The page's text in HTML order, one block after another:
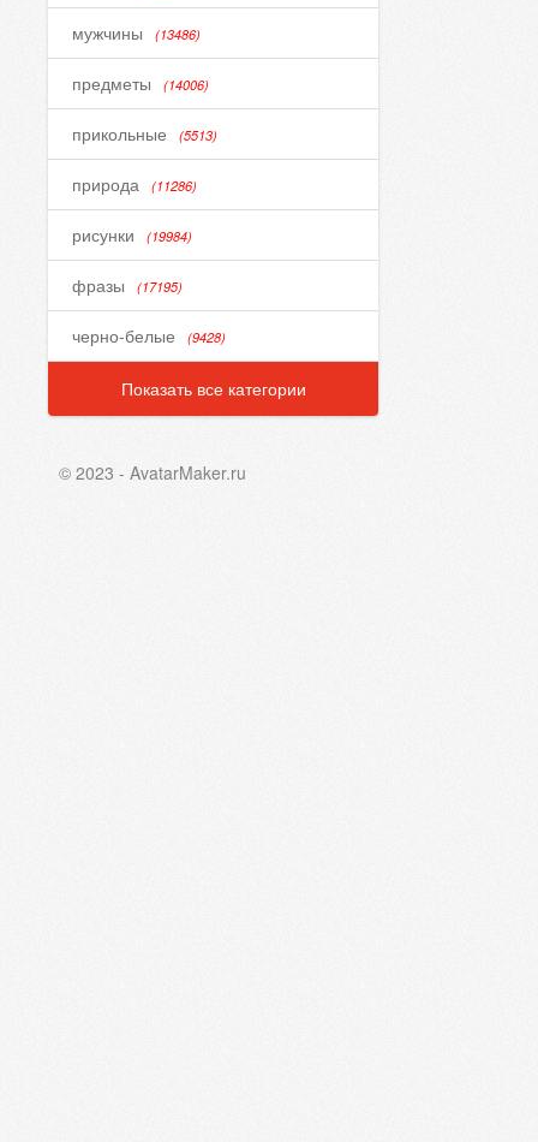
мужчины (13486)
предметы (14006)
прикольные (5513)
природа (11286)
рисунки (19984)
фразы (17195)
черно-белые (9428)
Показать все категории
© 2023 - AvatarMaker.ru